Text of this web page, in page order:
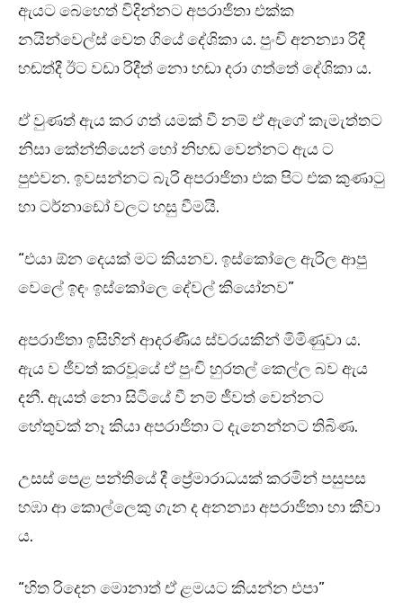
ඇයට බෙහෙත් විදින්නට අපරාජිතා එක්ක
නයින්වෙල්ස් වෙත ගියේ දේශිකා ය. පුංචි අනන්‍යා රිදී
හඬත්දී ඊට වඩා රිදීත් නො හඬා දරා ගත්තේ දේශිකා ය.
ඒ වුණත් ඇය කර ගත් යමක් වී නම් ඒ ඇගේ කැමැත්තට
නිසා කේන්තියෙන් හෝ නිහඬ වෙන්නට ඇය ට
පුළුවන. ඉවසන්නට බැරි අපරාජිතා එක පිට එක කුණාටු
හා ටර්නාඩෝ වලට හසු වීමයි.
“එයා ඕන දෙයක් මට කියනව. ඉස්කෝලෙ ඇරිල ආපු
වෙලේ ඉඳං ඉස්කෝලෙ දේවල් කියෝනව”
අපරාජිතා ඉසිහින් ආදරණීය ස්වරයකින් මිමිණුවා ය.
ඇය ව ජීවත් කරවූයේ ඒ පුංචි හුරතල් කෙල්ල බව ඇය
දනී. ඇයත් නො සිටියේ වී නම් ජීවත් වෙන්නට
හේතුවක් නෑ කියා අපරාජිතා ට දැනෙන්නට තිබිණ.
උසස් පෙළ පන්තියේ දී ප්‍රේමාරාධයක් කරමින් පසුපස
හඹා ආ කොල්ලෙකු ගැන ද අනන්‍යා අපරාජිතා හා කීවා
ය.
“හිත රිදෙන මොනාත් ඒ ළමයට කියන්න එපා”